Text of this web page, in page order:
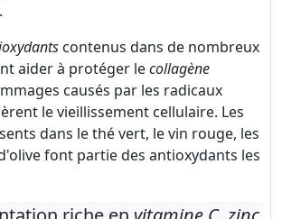
contenus dans de nombreux
aider à protéger lecollagène
causés par les radicaux
le vieillissement cellulaire. Les
dans le thé vert, le vin rouge, les
font partie des antioxydants les